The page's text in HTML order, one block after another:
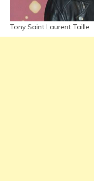
Tony Saint Laurent Taille